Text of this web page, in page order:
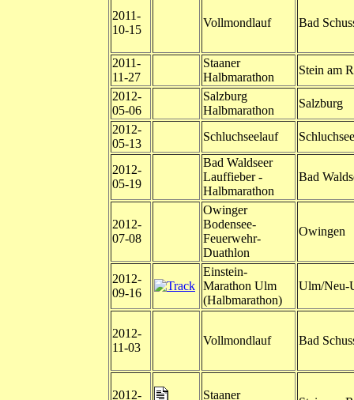
2011-
10-15
Vollmondlauf Bad
2011-
11-27
Staaner
Halbmarathon
Stein am
2012-
05-06
Salzburg
Halbmarathon
Salzburg
2012-
05-13
Schluchseelauf Schluchsee
2012-
05-19
Bad Waldseer
Lauffieber -
Halbmarathon
Bad
2012-
07-08
Owinger
Bodensee-
Feuerwehr-
Duathlon
Owingen
2012-
09-16
Einstein-
Marathon Ulm
(Halbmarathon)
Ulm/Neu-
2012-
11-03
Vollmondlauf Bad
2012-
Staaner